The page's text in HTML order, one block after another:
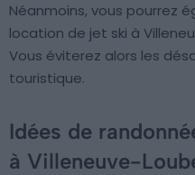
Néanmoins, vous pourrez
location de jet ski à
Vous éviterez alors les
touristique.
Idées de
à Villeneuve-